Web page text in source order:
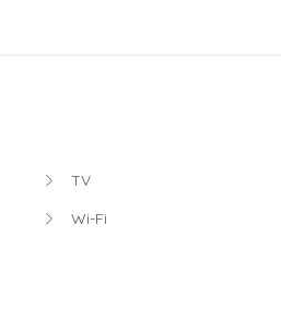
TV
Wi-Fi